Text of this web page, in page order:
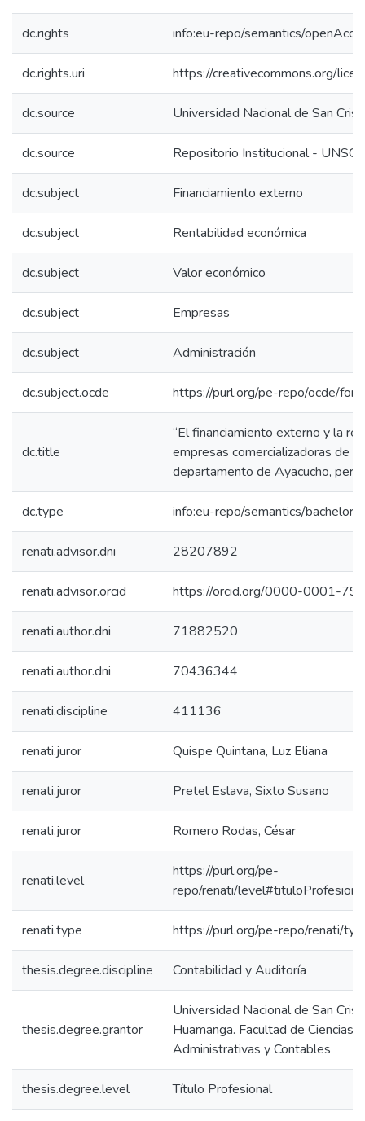
dc.rights info:eu-repo/semantics/
dc.rights.uri https://creativecommons.org/
dc.source Universidad Nacional de San
dc.source Repositorio Institucional -
dc.subject Financiamiento externo
dc.subject Rentabilidad económica
dc.subject Valor económico
dc.subject Empresas
dc.subject Administración
dc.subject.ocde https://purl.org/pe-repo/ocde/
dc.title
“El financiamiento externo y la
empresas comercializadoras de
departamento de Ayacucho,
dc.type info:eu-repo/semantics/
renati.advisor.dni 28207892
renati.advisor.orcid https://orcid.org/0000-0001-
renati.author.dni 71882520
renati.author.dni 70436344
renati.discipline 411136
renati.juror Quispe Quintana, Luz Eliana
renati.juror Pretel Eslava, Sixto Susano
renati.juror Romero Rodas, César
renati.level
https://purl.org/pe-
repo/renati/
renati.type https://purl.org/pe-repo/renati/
thesis.degree.discipline Contabilidad y Auditoría
thesis.degree.grantor
Universidad Nacional de San
Huamanga. Facultad de Ciencias
Administrativas y Contables
thesis.degree.level Título Profesional